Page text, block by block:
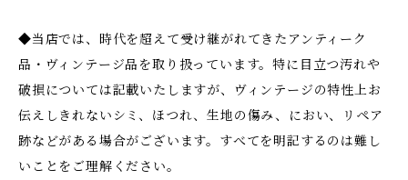
◆当店では、時代を超えて受け継がれてきたアンティーク
品・ヴィンテージ品を取り扱っています。特に目立つ汚れや
破損については記載いたしますが、ヴィンテージの特性上お
伝えしきれないシミ、ほつれ、生地の傷み、におい、リペア
跡などがある場合がございます。すべてを明記するのは難し
いことをご理解ください。